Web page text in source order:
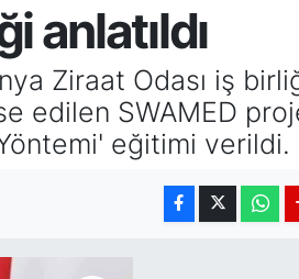
anlatıldı
Ziraat Odası iş
edilen SWAMED
eğitimi verildi.